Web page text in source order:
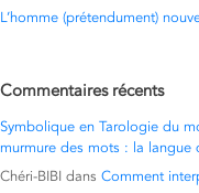
L’homme (prétendument)
Commentaires récents
Symbolique en Tarologie du
murmure des mots : la langue
Chéri-BIBI dans Comment